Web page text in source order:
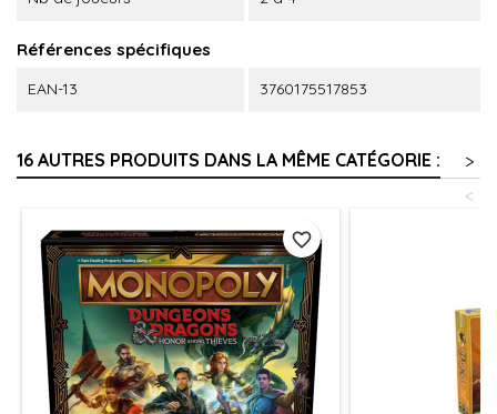
Références spécifiques
EAN-13 3760175517853
16 AUTRES PRODUITS DANS LA MÊME CATÉGORIE :
>
<
favorite_border